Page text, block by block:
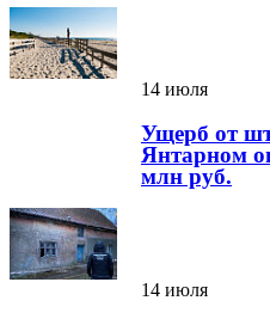
14 июля
Ущерб от
Янтарном
млн руб.
14 июля